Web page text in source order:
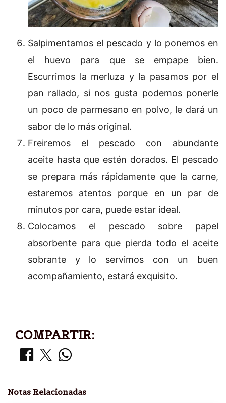
Salpimentamos el pescado y lo ponemos en
el huevo para que se empape bien.
Escurrimos la merluza y la pasamos por el
pan rallado, si nos gusta podemos ponerle
un poco de parmesano en polvo, le dará un
sabor de lo más original.
Freiremos el pescado con abundante
aceite hasta que estén dorados. El pescado
se prepara más rápidamente que la carne,
estaremos atentos porque en un par de
minutos por cara, puede estar ideal.
Colocamos el pescado sobre papel
absorbente para que pierda todo el aceite
sobrante y lo servimos con un buen
acompañamiento, estará exquisito.
COMPARTIR:
Notas Relacionadas